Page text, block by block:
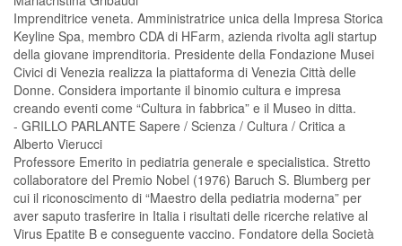
Imprenditrice veneta. Amministratrice unica della Impresa Storica
Keyline Spa, membro CDA di HFarm, azienda rivolta agli startup
della giovane imprenditoria. Presidente della Fondazione Musei
Civici di Venezia realizza la piattaforma di Venezia Città delle
Donne. Considera importante il binomio cultura e impresa
creando eventi come “Cultura in fabbrica” e il Museo in ditta.
- GRILLO PARLANTE Sapere / Scienza / Cultura / Critica a
Alberto Vierucci
Professore Emerito in pediatria generale e specialistica. Stretto
collaboratore del Premio Nobel (1976) Baruch S. Blumberg per
cui il riconoscimento di “Maestro della pediatria moderna” per
aver saputo trasferire in Italia i risultati delle ricerche relative al
Virus Epatite B e conseguente vaccino. Fondatore della Società